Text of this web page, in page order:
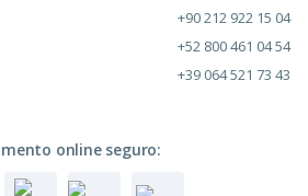
+90 212 922 15 04
+52 800 461 04 54
+39 064 521 73 43
online seguro: